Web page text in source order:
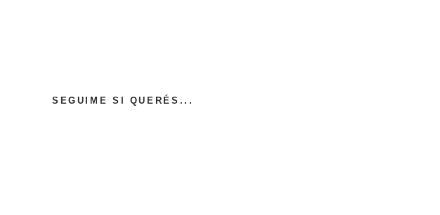
SEGUIME SI QUERÉS...